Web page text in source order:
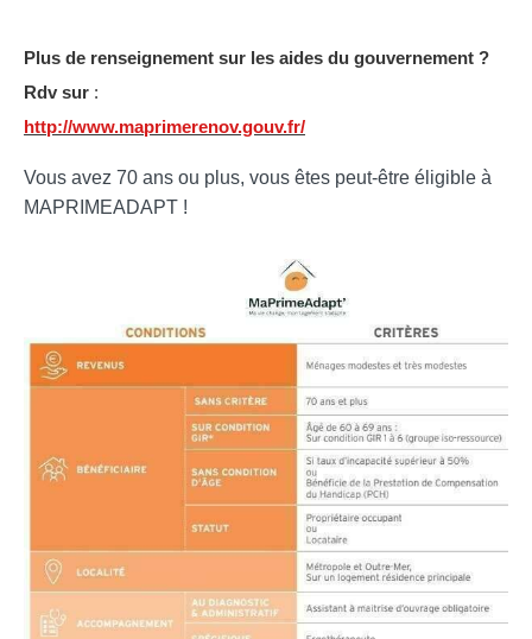
Plus de renseignement sur les aides du gouvernement ?
Rdv sur :
http://www.maprimerenov.gouv.fr/
Vous avez 70 ans ou plus, vous êtes peut-être éligible à
MAPRIMEADAPT !